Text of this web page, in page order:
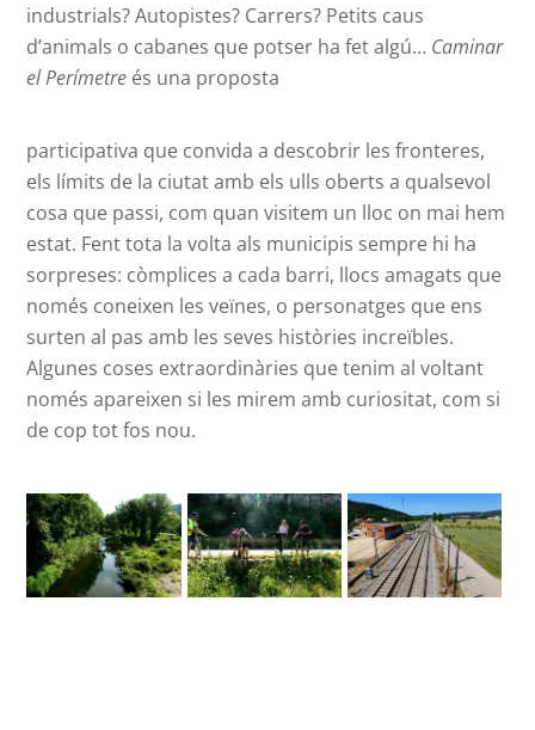
industrials? Autopistes? Carrers? Petits caus
d’animals o cabanes que potser ha fet algú… Caminar
el Perímetre és una proposta
participativa que convida a descobrir les fronteres,
els límits de la ciutat amb els ulls oberts a qualsevol
cosa que passi, com quan visitem un lloc on mai hem
estat. Fent tota la volta als municipis sempre hi ha
sorpreses: còmplices a cada barri, llocs amagats que
només coneixen les veïnes, o personatges que ens
surten al pas amb les seves històries increïbles.
Algunes coses extraordinàries que tenim al voltant
només apareixen si les mirem amb curiositat, com si
de cop tot fos nou.